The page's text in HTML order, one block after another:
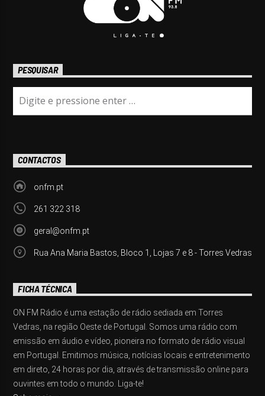
PESQUISAR
CONTACTOS
onfm.pt
261 322 318
geral@onfm.pt
Rua Ana Maria Bastos, Bloco 1, Lojas 7 e 8 - Torres Vedras
FICHA TÉCNICA
ON FM Rádio é uma estação de rádio sediada em Torres
Vedras, na região Oeste de Portugal. Somos uma rádio com
emissão em áudio e vídeo, pioneira no formato de rádio visual
em Portugal. Emitimos música, notícias locais e entretenimento
em direto, 24 horas por dia, através de transmissão online para
ouvintes em todo o mundo. Liga-te!